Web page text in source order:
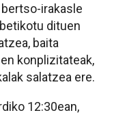
irakasle
dituen
baita
konplizitateak,
salatzea ere.
12:30ean,